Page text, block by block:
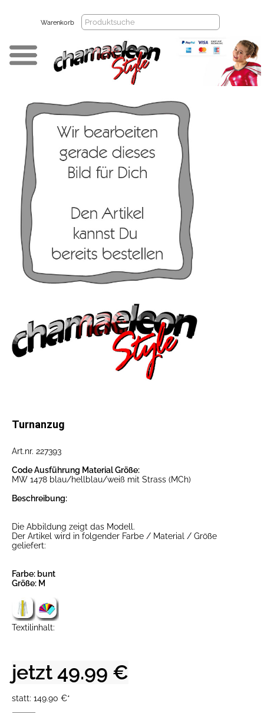
Warenkorb
Turnanzug
Art.nr. 227393
Code Ausführung Material Größe:
MW 1478 blau/hellblau/weiß mit Strass (MCh)
Beschreibung:
Die Abbildung zeigt das Modell.
Der Artikel wird in folgender Farbe / Material / Größe
geliefert:
Farbe: bunt
Größe: M
Textilinhalt:
jetzt 49.99 €
statt: 149.90 €*